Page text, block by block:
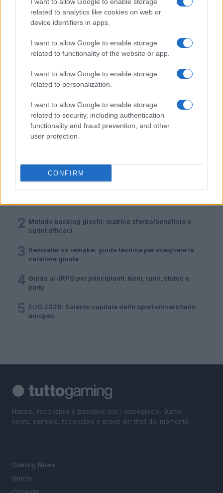
related to analytics like cookies on web or
device identifiers in apps.
I want to allow Google to enable storage
related to functionality of the website or app.
I want to allow Google to enable storage
related to personalization.
I want to allow Google to enable storage
related to security, including authentication
functionality and fraud prevention, and other
user protection.
CONFIRM
Remaster vs remake: guida tecnica per scegliere la
versione giusta
Andrea Conforti · 7 Ago 2026
PIÙ LETTI
1
2 Metodo backlog giochi: matrice sforzo/beneficio e
sprint efficaci
3 Remaster vs remake: guida tecnica per scegliere la
versione giusta
4 Guida ai JRPG per principianti: turni, ruoli, status e
party
5 EUG 2026: Salerno capitale dello sport universitario
europeo
Notizie, recensioni e passione per i videogiochi. Game
news, console, recensioni e prove dei titoli del momento.
Gaming News
Giochi